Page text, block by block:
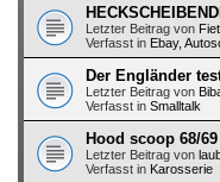
Letzter Beitrag von
Verfasst in Ebay,
Der Engländer
Letzter Beitrag von
Verfasst in Smalltalk
Hood scoop 68/
Letzter Beitrag von
Verfasst in Karosserie